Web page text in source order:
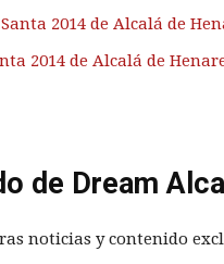
2014 de Alcalá de
2014 de Alcalá de
de Dream
noticias y contenido